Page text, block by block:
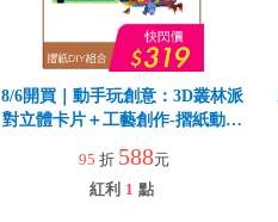
8/6開買｜動手玩創意：3D叢林派
對立體卡片＋工藝創作-摺紙動物
95 折 588元
紅利 1 點